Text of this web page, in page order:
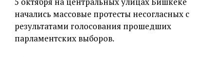
начались массовые протесты несогласных с
результатами голосования прошедших
парламентских выборов.